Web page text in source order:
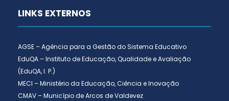
LINKS EXTERNOS
AGSE – Agência para a Gestão do Sistema Educativo
EduQA – Instituto de Educação, Qualidade e Avaliação
(EduQA, I. P.)
MECI – Ministério da Educação, Ciência e Inovação
CMAV – Município de Arcos de Valdevez